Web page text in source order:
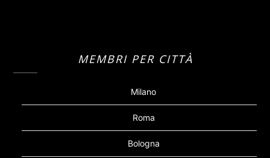
MEMBRI PER CITTÀ
Milano
Roma
Bologna